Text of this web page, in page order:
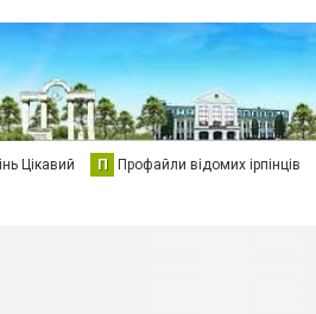
Цікавий П Профайли відомих ірпінців